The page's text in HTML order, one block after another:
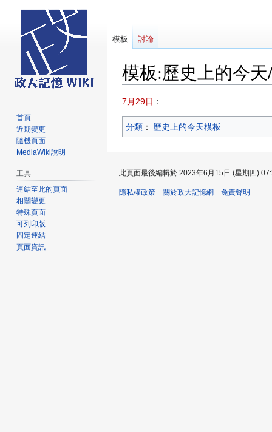
模板:歷史上的今天
跳
至
導
跳
至
搜
7月29日 ：
分類 ：​ 歷史上的今天模板
模板 討論
首頁
近期變更
隨機頁面
MediaWiki說明
工具
連結至此的頁面
相關變更
特殊頁面
可列印版
固定連結
頁面資訊
此頁面最後編輯於 2023年6月15日 (星期四)
隱私權政策 關於政大記憶網 免責聲明